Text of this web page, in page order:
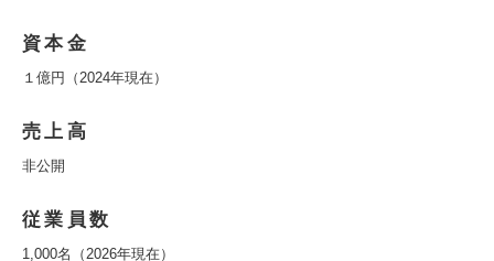
資本金
１億円（2024年現在）
売上高
非公開
従業員数
1,000名（2026年現在）